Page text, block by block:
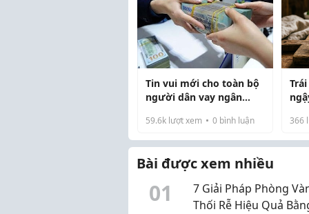
Tin vui mới cho toàn bộ
người dân vay ngân
59.6k lượt xem 0 bình luận 366
Bài được xem nhiều
01
7 Giải Pháp Phòng
Thối Rễ Hiệu Quả